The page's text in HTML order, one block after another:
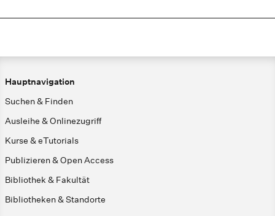
Hauptnavigation
Suchen & Finden
Ausleihe & Onlinezugriff
Kurse & eTutorials
Publizieren & Open Access
Bibliothek & Fakultät
Bibliotheken & Standorte